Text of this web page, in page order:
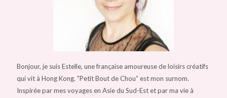
Bonjour, je suis Estelle, une française amoureuse de loisirs créatifs
qui vit à Hong Kong. "Petit Bout de Chou” est mon surnom.
Inspirée par mes voyages en Asie du Sud-Est et par ma vie à